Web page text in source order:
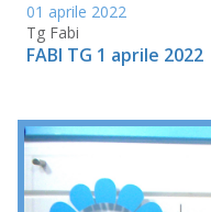
01 aprile 2022
Tg Fabi
FABI TG 1 aprile 2022